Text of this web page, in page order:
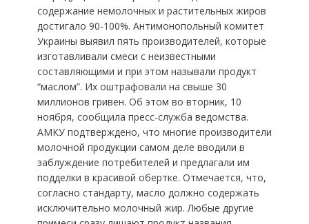
содержание немолочных и растительных жиров
достигало 90-100%. Антимонопольный комитет
Украины выявил пять производителей, которые
изготавливали смеси с неизвестными
составляющими и при этом называли продукт
“маслом”. Их оштрафовали на свыше 30
миллионов гривен. Об этом во вторник, 10
ноября, сообщила пресс-служба ведомства.
АМКУ подтверждено, что многие производители
молочной продукции самом деле вводили в
заблуждение потребителей и предлагали им
подделки в красивой обертке. Отмечается, что,
согласно стандарту, масло должно содержать
исключительно молочный жир. Любые другие